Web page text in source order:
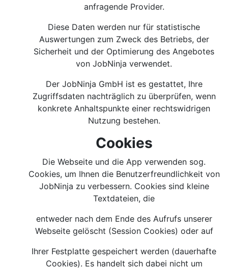
anfragende Provider.
Diese Daten werden nur für statistische
Auswertungen zum Zweck des Betriebs, der
Sicherheit und der Optimierung des Angebotes
von JobNinja verwendet.
Der JobNinja GmbH ist es gestattet, Ihre
Zugriffsdaten nachträglich zu überprüfen, wenn
konkrete Anhaltspunkte einer rechtswidrigen
Nutzung bestehen.
Cookies
Die Webseite und die App verwenden sog.
Cookies, um Ihnen die Benutzerfreundlichkeit von
JobNinja zu verbessern. Cookies sind kleine
Textdateien, die
entweder nach dem Ende des Aufrufs unserer
Webseite gelöscht (Session Cookies) oder auf
Ihrer Festplatte gespeichert werden (dauerhafte
Cookies). Es handelt sich dabei nicht um